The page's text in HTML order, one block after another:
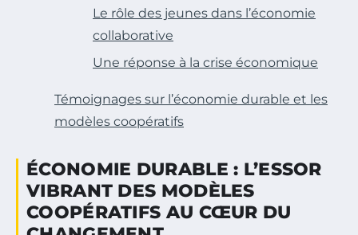
Le rôle des jeunes dans l’économie
collaborative
Une réponse à la crise économique
Témoignages sur l’économie durable et les
modèles coopératifs
ÉCONOMIE DURABLE : L’ESSOR
VIBRANT DES MODÈLES
COOPÉRATIFS AU CŒUR DU